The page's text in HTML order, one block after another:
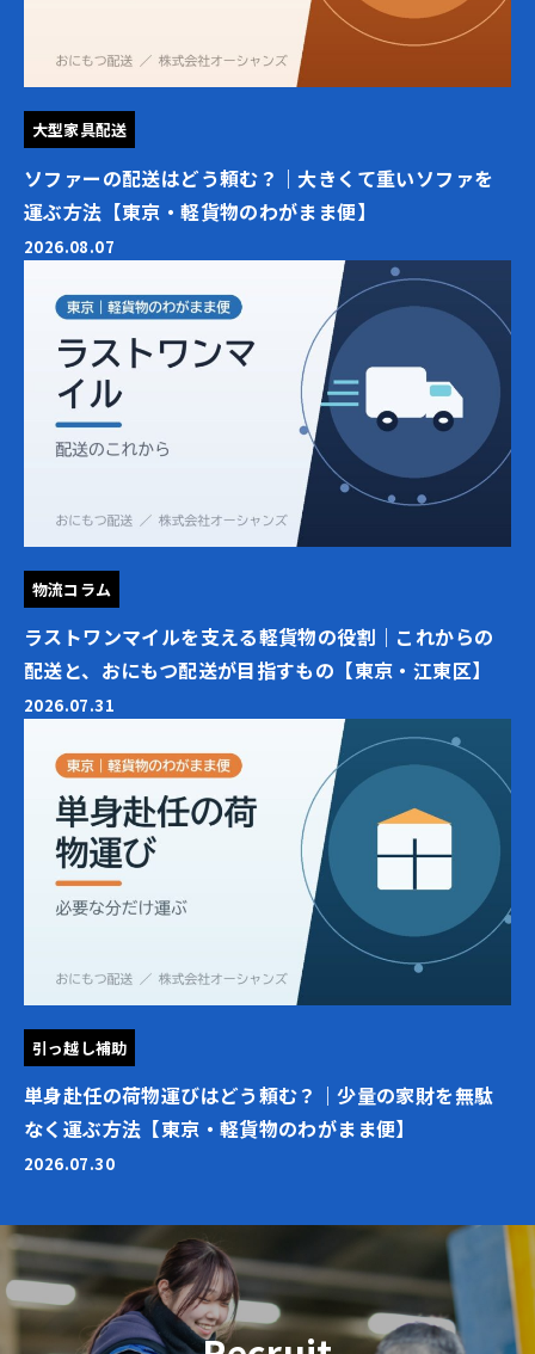
大型家具配送
ソファーの配送はどう頼む？｜大きくて重いソファを
運ぶ方法【東京・軽貨物のわがまま便】
2026.08.07
物流コラム
ラストワンマイルを支える軽貨物の役割｜これからの
配送と、おにもつ配送が目指すもの【東京・江東区】
2026.07.31
引っ越し補助
単身赴任の荷物運びはどう頼む？｜少量の家財を無駄
なく運ぶ方法【東京・軽貨物のわがまま便】
2026.07.30